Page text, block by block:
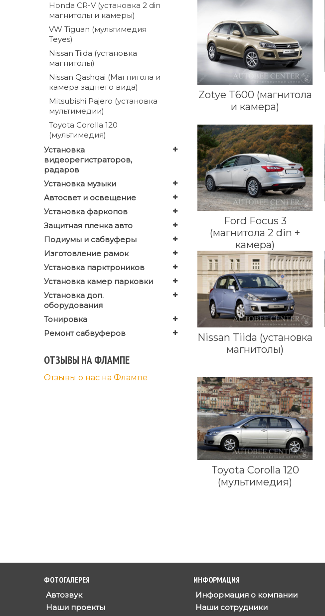
Honda CR-V (установка 2 din
магнитолы и камеры)
VW Tiguan (мультимедия
Teyes)
Nissan Tiida (установка
магнитолы)
Nissan Qashqai (Магнитола и
камера заднего вида)
Mitsubishi Pajero (установка
мультимедии)
Toyota Corolla 120
(мультимедия)
Установка
видеорегистраторов,
радаров
Установка музыки
Автосвет и освещение
Установка фаркопов
Защитная пленка авто
Подиумы и сабвуферы
Изготовление рамок
Установка парктроников
Установка камер парковки
Установка доп.
оборудования
Тонировка
Ремонт сабвуферов
ОТЗЫВЫ НА ФЛАМПЕ
Отзывы о нас на Флампе
Zotye T600 (магнитола
и камера)
Ford Focus 3
(магнитола 2 din +
камера)
Nissan Tiida (установка
магнитолы)
Toyota Corolla 120
(мультимедия)
ФОТОГАЛЕРЕЯ
Автозвук
Наши проекты
ИНФОРМАЦИЯ
Информация о компании
Наши сотрудники